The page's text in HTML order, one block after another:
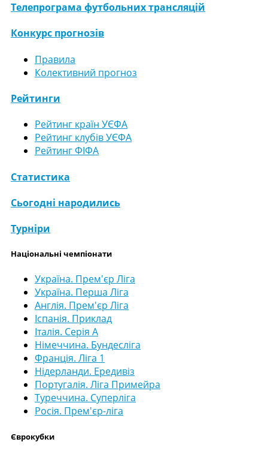
Телепрограма футбольних трансляцій
Конкурс прогнозів
Правила
Колективний прогноз
Рейтинги
Рейтинг країн УЄФА
Рейтинг клубів УЄФА
Рейтинг ФІФА
Статистика
Сьогодні народились
Турніри
Національні чемпіонати
Україна. Прем'єр Ліга
Україна. Перша Ліга
Англія. Прем'єр Ліга
Іспанія. Приклад
Італія. Серія А
Німеччина. Бундесліга
Франція. Ліга 1
Нідерланди. Ередивіз
Португалія. Ліга Примейра
Туреччина. Суперліга
Росія. Прем'єр-ліга
Єврокубки